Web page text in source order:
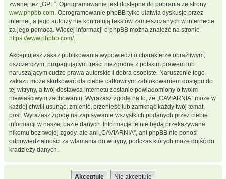
zwanej też „GPL”. Oprogramowanie jest dostępne do pobrania ze strony
www.phpbb.com. Oprogramowanie phpBB tylko ułatwia dyskusje przez
internet, a jego autorzy nie kontrolują tekstów zamieszczanych w internecie
za jego pomocą. Więcej informacji o phpBB można znaleźć na stronie
https://www.phpbb.com/.
Akceptujesz zakaz publikowania wypowiedzi o charakterze obraźliwym,
oszczerczym, propagującym treści niezgodne z polskim prawem lub
naruszającym cudze prawa autorskie i dobra osobiste. Naruszenie tego
zakazu może skutkować dla ciebie całkowitym zablokowaniem dostępu do
tej witryny, a twój dostawca internetu zostanie powiadomiony o twoim
niewłaściwym zachowaniu. Wyrażasz zgodę na to, że „CAVIARNIA” może w
każdej chwili usunąć, zmienić, przenieść lub zamknąć każdy twój temat,
post. Wyrażasz zgodę na zapisywanie wszystkich podanych przez ciebie
informacji w naszej bazie danych. Informacje te nie będą przekazywane
nikomu bez twojej zgody, ale ani „CAVIARNIA”, ani phpBB nie ponosi
odpowiedzialności za włamania do witryny, podczas których może dojść do
kradzieży danych.